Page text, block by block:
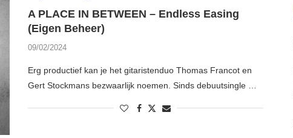
A PLACE IN BETWEEN – Endless Easing
(Eigen Beheer)
09/02/2024
Erg productief kan je het gitaristenduo Thomas Francot en
Gert Stockmans bezwaarlijk noemen. Sinds debuutsingle …